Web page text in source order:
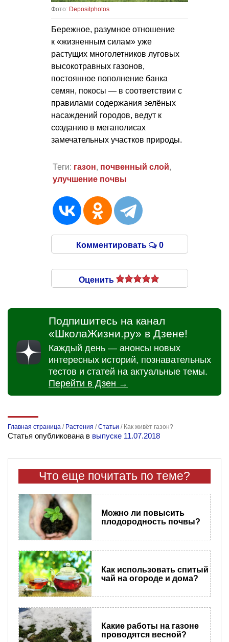
Фото: Depositphotos
Бережное, разумное отношение
к «жизненным силам» уже
растущих многолетников луговых
высокотравных газонов,
постоянное пополнение банка
семян, покосы — в соответствии с
правилами содержания зелёных
насаждений городов, ведут к
созданию в мегаполисах
замечательных участков природы.
Теги: газон, почвенный слой,
улучшение почвы
Комментировать 0
Оценить
Подпишитесь на канал
«ШколаЖизни.ру» в Дзене!
Каждый день — анонсы новых
интересных историй, познавательных
тестов и статей на актуальные темы.
Перейти в Дзен →
Главная страница / Растения /Статьи / Как живёт газон?
Статья опубликована в выпуске 11.07.2018
Что еще почитать по теме?
Можно ли повысить
плодородность почвы?
Как использовать спитый
чай на огороде и дома?
Какие работы на газоне
проводятся весной?